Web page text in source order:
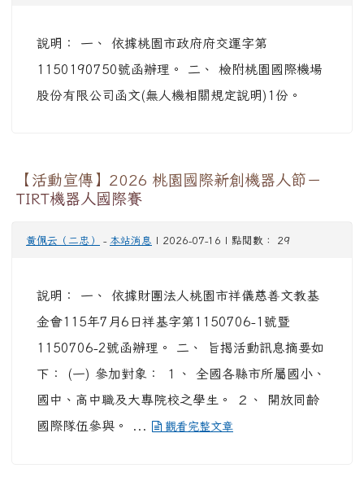
管理員- 本站消息 | 2026-07-20 | 點閱數： 20
說明： 一、 依據桃園市政府府交運字第
【活動宣傳】2026 桃園國際新創機器人節－
黃佩云（二忠）- 本站消息 | 2026-07-16 | 點閱數： 29
說明： 一、 依據財團法人桃園市祥儀慈善文教基
金會115年7月6日祥基字第1150706-1號暨
1150706-2號函辦理。 二、 旨揭活動訊息摘要如
下： (一) 參加對象： １、 全國各縣市所屬國小、